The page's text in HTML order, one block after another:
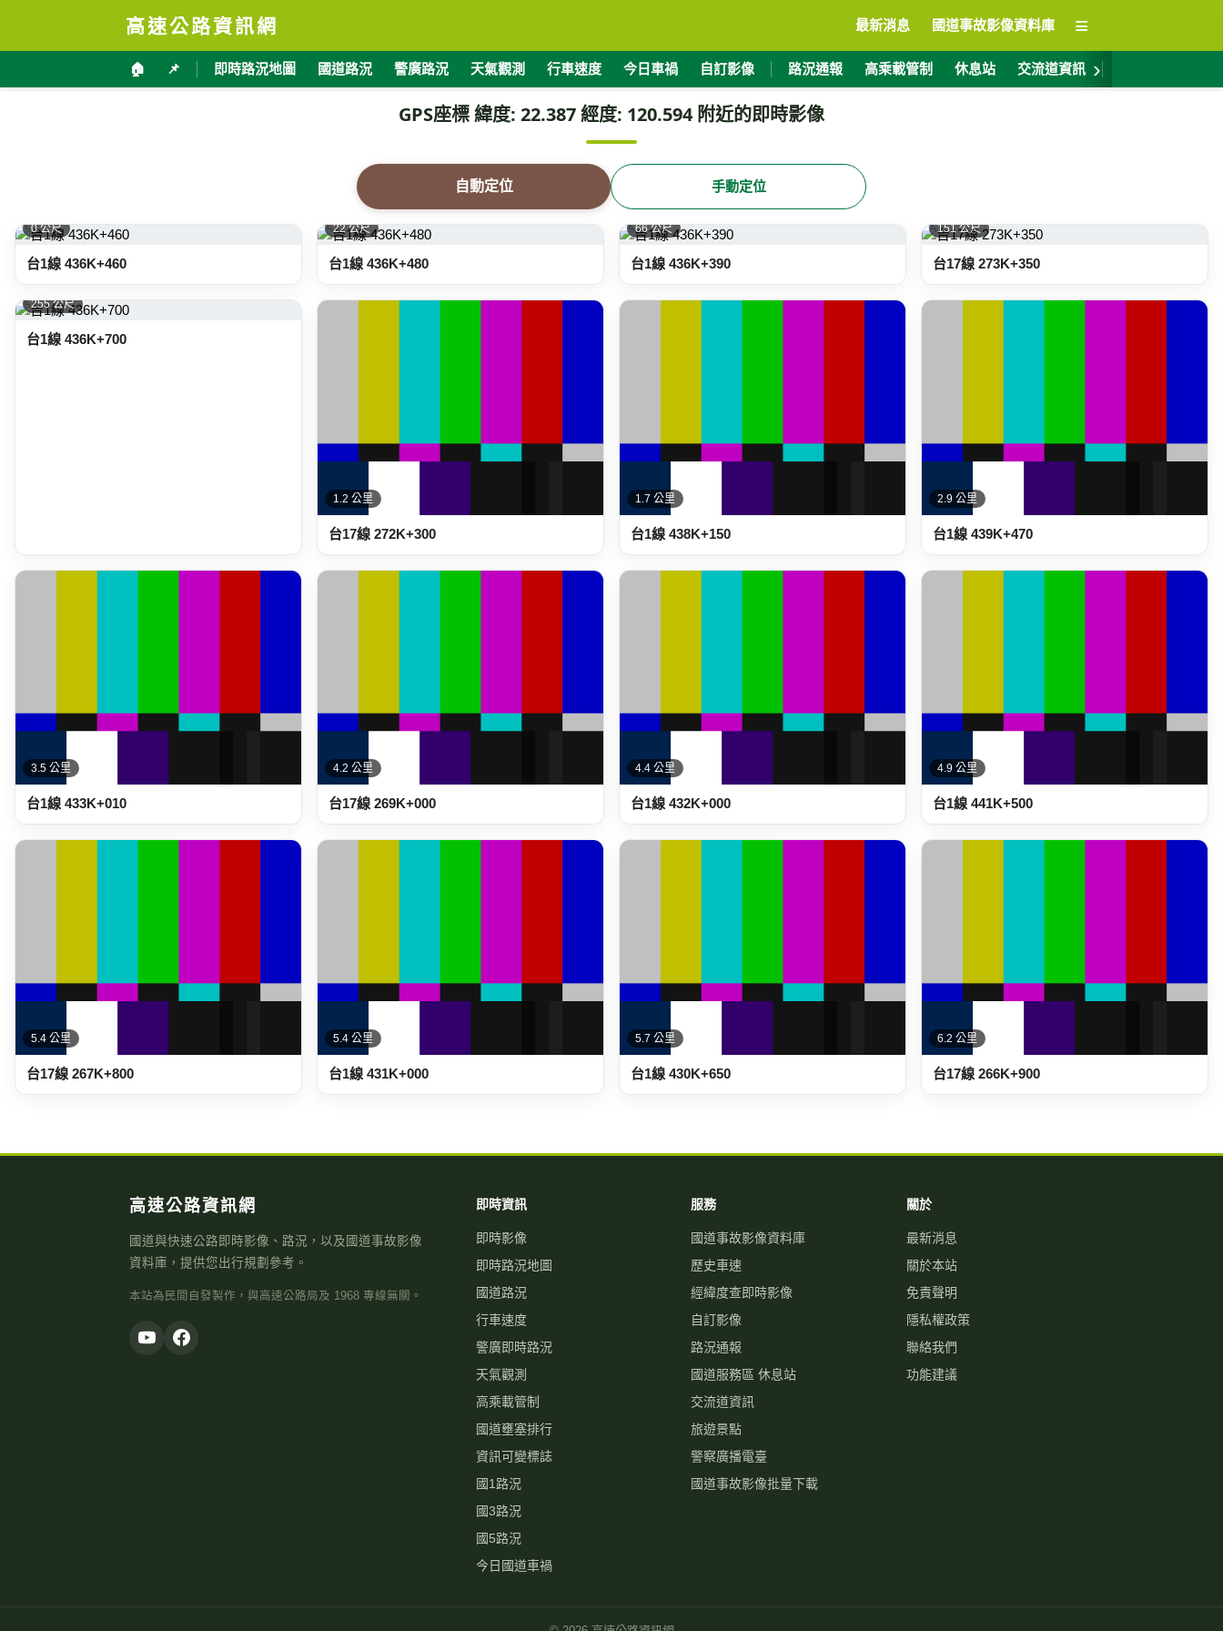
高速公路資訊網 最新消息 國道事故影像資料庫 ≡
🏠 📌 即時路況地圖 國道路況 警廣路況 天氣觀測 行車速度 今日車禍 自訂影像 路況通報 高乘載管制 休息站 交流道資訊 ›
GPS座標 緯度: 22.387 經度: 120.594 附近的即時影像
自動定位 手動定位
0 公尺
台1線 436K+460
22 公尺
台1線 436K+480
66 公尺
台1線 436K+390
151 公尺
台17線 273K+350
255 公尺
台1線 436K+700
1.2 公里
台17線 272K+300
1.7 公里
台1線 438K+150
2.9 公里
台1線 439K+470
3.5 公里
台1線 433K+010
4.2 公里
台17線 269K+000
4.4 公里
台1線 432K+000
4.9 公里
台1線 441K+500
5.4 公里
台17線 267K+800
5.4 公里
台1線 431K+000
5.7 公里
台1線 430K+650
6.2 公里
台17線 266K+900
高速公路資訊網
國道與快速公路即時影像、路況，以及國道事故影像
資料庫，提供您出行規劃參考。
本站為民間自發製作，與高速公路局及 1968 專線無關。
即時資訊
即時影像
即時路況地圖
國道路況
行車速度
警廣即時路況
天氣觀測
高乘載管制
國道壅塞排行
資訊可變標誌
國1路況
國3路況
國5路況
今日國道車禍
服務
國道事故影像資料庫
歷史車速
經緯度查即時影像
自訂影像
路況通報
國道服務區 休息站
交流道資訊
旅遊景點
警察廣播電臺
國道事故影像批量下載
關於
最新消息
關於本站
免責聲明
隱私權政策
聯絡我們
功能建議